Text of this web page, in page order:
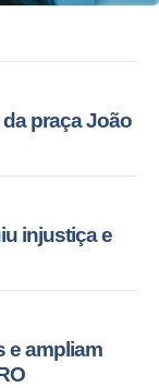
praça João
injustiça e
e ampliam